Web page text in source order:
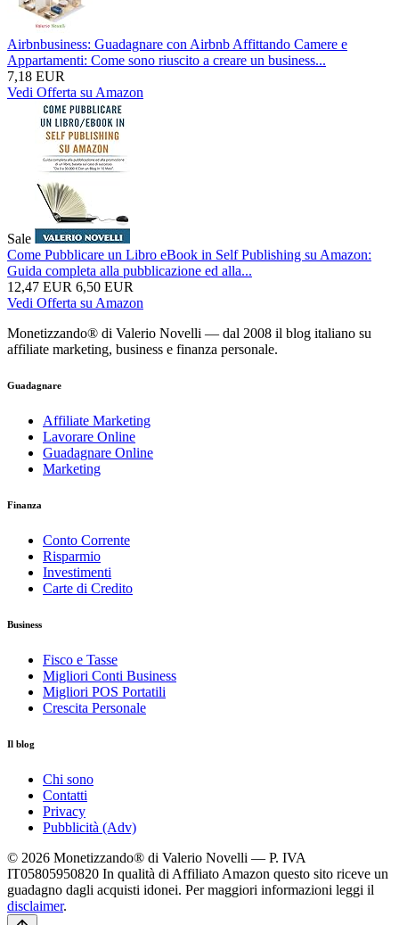
Airbnbusiness: Guadagnare con Airbnb Affittando Camere e
Appartamenti: Come sono riuscito a creare un business...
7,18 EUR
Vedi Offerta su Amazon
Sale
Come Pubblicare un Libro eBook in Self Publishing su Amazon:
Guida completa alla pubblicazione ed alla...
12,47 EUR 6,50 EUR
Vedi Offerta su Amazon
Monetizzando® di Valerio Novelli — dal 2008 il blog italiano su
affiliate marketing, business e finanza personale.
Guadagnare
Affiliate Marketing
Lavorare Online
Guadagnare Online
Marketing
Finanza
Conto Corrente
Risparmio
Investimenti
Carte di Credito
Business
Fisco e Tasse
Migliori Conti Business
Migliori POS Portatili
Crescita Personale
Il blog
Chi sono
Contatti
Privacy
Pubblicità (Adv)
© 2026 Monetizzando® di Valerio Novelli — P. IVA
IT05805950820 In qualità di Affiliato Amazon questo sito riceve un
guadagno dagli acquisti idonei. Per maggiori informazioni leggi il
disclaimer.